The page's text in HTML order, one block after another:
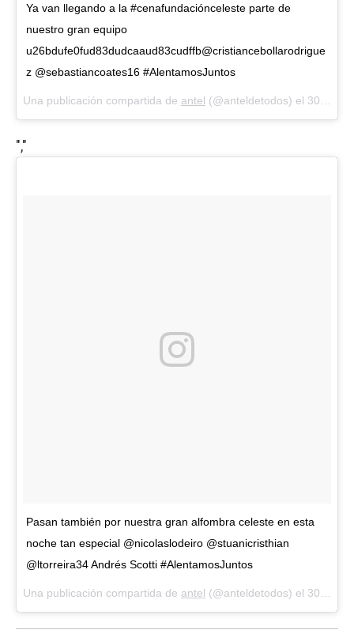
Ya van llegando a la #cenafundaciónceleste parte de
nuestro gran equipo
u26bdufe0fud83dudcaaud83cudffb@cristiancebollarodrigue
z @sebastiancoates16 #AlentamosJuntos
Una publicación compartida de antel (@anteldetodos) el 30 May, 2018 a las 4:32 PDT
","
Pasan también por nuestra gran alfombra celeste en esta
noche tan especial @nicolaslodeiro @stuanicristhian
@ltorreira34 Andrés Scotti #AlentamosJuntos
Una publicación compartida de antel (@anteldetodos) el 30 May, 2018 a las 5:17 PDT